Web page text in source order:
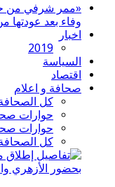
«ممر شرفي من
وفاء بعد عودتها
اخبار
2019
السياسة
اقتصاد
صحافة و اعلام
كل
حوارات
حوارات
كل